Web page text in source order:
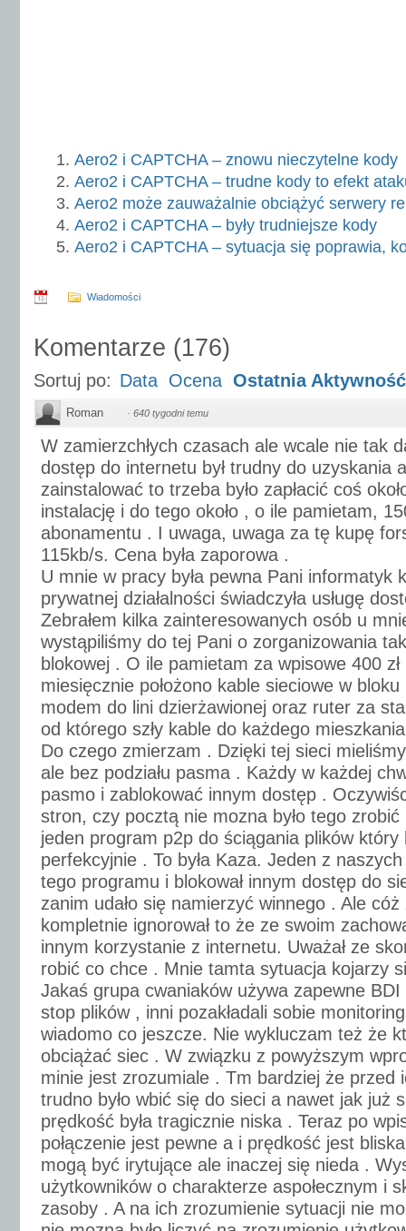
Aero2 i CAPTCHA – znowu nieczytelne kody
Aero2 i CAPTCHA – trudne kody to efekt
Aero2 może zauważalnie obciążyć serwery
Aero2 i CAPTCHA – były trudniejsze kody
Aero2 i CAPTCHA – sytuacja się poprawia,
Wiadomości
Komentarze (176)
Sortuj po: Data Ocena Ostatnia Aktywność
Roman · 640 tygodni temu
W zamierzchłych czasach ale wcale nie tak
dostęp do internetu był trudny do uzyskania
zainstalować to trzeba było zapłacić coś
instalację i do tego około , o ile pamietam,
abonamentu . I uwaga, uwaga za tę kupę
115kb/s. Cena była zaporowa .
U mnie w pracy była pewna Pani informatyk
prywatnej działalności świadczyła usługę
Zebrałem kilka zainteresowanych osób u
wystąpiliśmy do tej Pani o zorganizowania
blokowej . O ile pamietam za wpisowe 400 zł
miesięcznie położono kable sieciowe w
modem do lini dzierżawionej oraz ruter za
od którego szły kable do każdego
Do czego zmierzam . Dzięki tej sieci
ale bez podziału pasma . Każdy w każdej
pasmo i zablokować innym dostęp .
stron, czy pocztą nie mozna było tego zrobić
jeden program p2p do ściągania plików który
perfekcyjnie . To była Kaza. Jeden z
tego programu i blokował innym dostęp do
zanim udało się namierzyć winnego . Ale
kompletnie ignorował to że ze swoim
innym korzystanie z internetu. Uważał ze
robić co chce . Mnie tamta sytuacja kojarzy
Jakaś grupa cwaniaków używa zapewne
stop plików , inni pozakładali sobie
wiadomo co jeszcze. Nie wykluczam też że
obciążać siec . W związku z powyższym
minie jest zrozumiale . Tm bardziej że przed
trudno było wbić się do sieci a nawet jak już
prędkość była tragicznie niska . Teraz po
połączenie jest pewne a i prędkość jest
mogą być irytujące ale inaczej się nieda .
użytkowników o charakterze aspołecznym i
zasoby . A na ich zrozumienie sytuacji nie